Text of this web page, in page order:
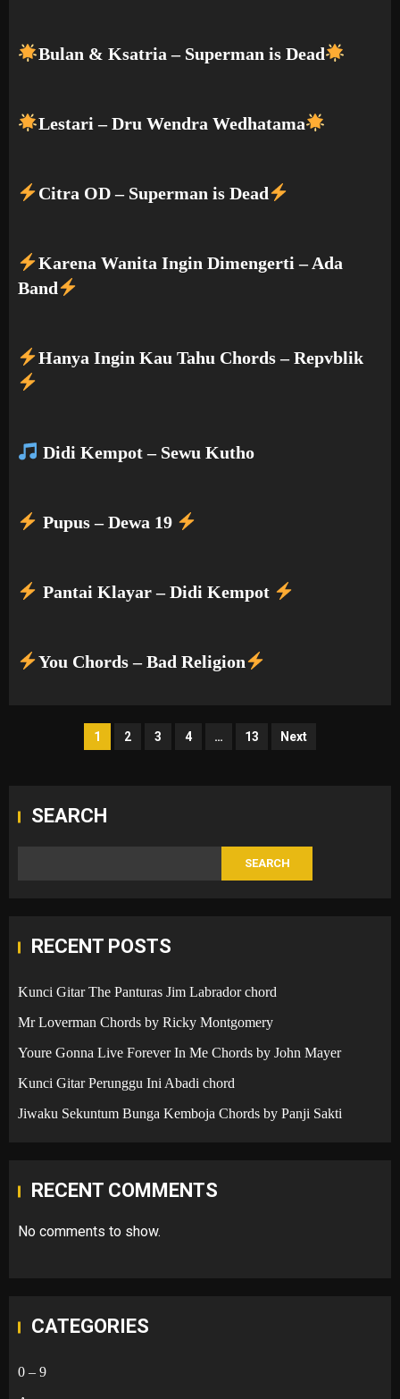
Bulan & Ksatria – Superman is Dead
Lestari – Dru Wendra Wedhatama
Citra OD – Superman is Dead
Karena Wanita Ingin Dimengerti – Ada
Band
Hanya Ingin Kau Tahu Chords – Repvblik
Didi Kempot – Sewu Kutho
Pupus – Dewa 19
Pantai Klayar – Didi Kempot
You Chords – Bad Religion
Posts
1 2 3 4 … 13 Next
SEARCH
SEARCH
RECENT POSTS
Kunci Gitar The Panturas Jim Labrador chord
Mr Loverman Chords by Ricky Montgomery
Youre Gonna Live Forever In Me Chords by John Mayer
Kunci Gitar Perunggu Ini Abadi chord
Jiwaku Sekuntum Bunga Kemboja Chords by Panji Sakti
RECENT COMMENTS
No comments to show.
CATEGORIES
0 – 9